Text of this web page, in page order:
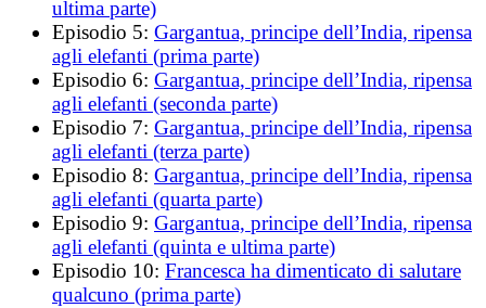
ultima parte)
Episodio 5: Gargantua, principe dell’India, ripensa
agli elefanti (prima parte)
Episodio 6: Gargantua, principe dell’India, ripensa
agli elefanti (seconda parte)
Episodio 7: Gargantua, principe dell’India, ripensa
agli elefanti (terza parte)
Episodio 8: Gargantua, principe dell’India, ripensa
agli elefanti (quarta parte)
Episodio 9: Gargantua, principe dell’India, ripensa
agli elefanti (quinta e ultima parte)
Episodio 10: Francesca ha dimenticato di salutare
qualcuno (prima parte)